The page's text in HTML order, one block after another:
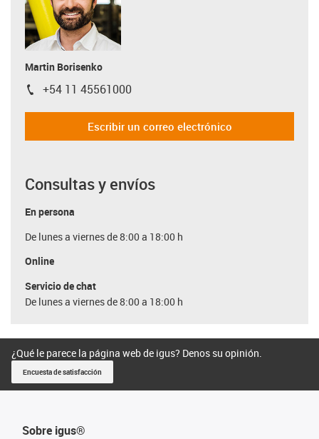
Martin Borisenko
igus-icon-phone
+54 11 45561000
Escribir un correo electrónico
Consultas y envíos
En persona
De lunes a viernes de 8:00 a 18:00 h
Online
Servicio de chat
De lunes a viernes de 8:00 a 18:00 h
¿Qué le parece la página web de igus? Denos su opinión.
Encuesta de satisfacción
Sobre igus®